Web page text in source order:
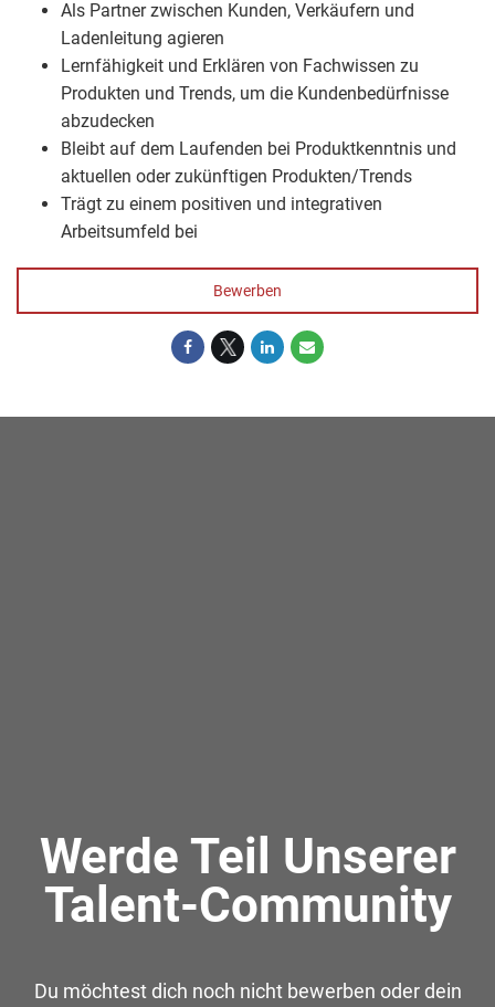
Als Partner zwischen Kunden, Verkäufern und
Ladenleitung agieren
Lernfähigkeit und Erklären von Fachwissen zu
Produkten und Trends, um die Kundenbedürfnisse
abzudecken
Bleibt auf dem Laufenden bei Produktkenntnis und
aktuellen oder zukünftigen Produkten/Trends
Trägt zu einem positiven und integrativen
Arbeitsumfeld bei
Bewerben
Werde Teil Unserer
Talent-Community
Du möchtest dich noch nicht bewerben oder dein